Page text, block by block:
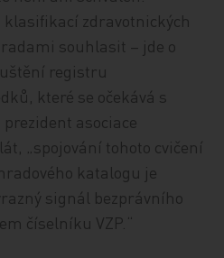
klasifikací zdravotnických
souhlasit – jde o
registru
které se očekává s
asociace
„spojování tohoto cvičení
katalogu je
signál bezprávního
číselníku VZP.“